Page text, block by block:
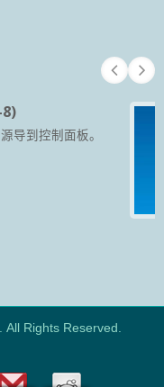
8)
导到控制面板。
. All Rights Reserved.